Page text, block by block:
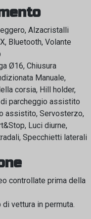
Alzacristalli
Bluetooth, Volante
Ø16, Chiusura
Manuale,
corsia, Hill holder,
parcheggio assistito
assistito, Servosterzo,
Luci diurne,
Specchietti laterali
controllate prima della
vettura in permuta.